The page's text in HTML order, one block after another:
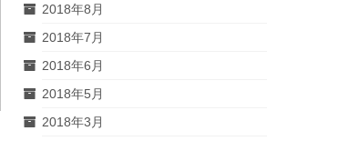
2018年8月
2018年7月
2018年6月
2018年5月
2018年3月